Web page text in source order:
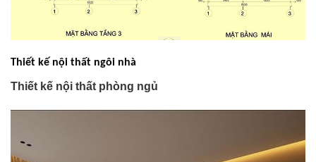
Thiết kế nội thất ngôi nhà
Thiết kế nội thất phòng ngủ